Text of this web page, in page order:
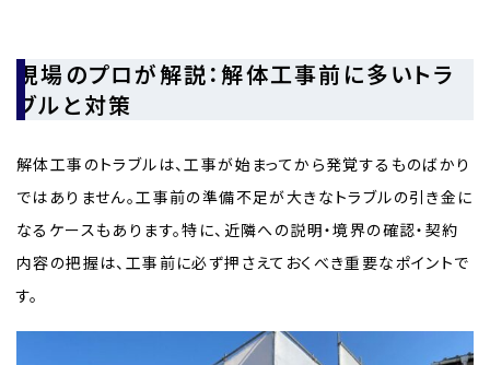
現場のプロが解説：解体工事前に多いトラ
ブルと対策
解体工事のトラブルは、工事が始まってから発覚するものばかり
ではありません。工事前の準備不足が大きなトラブルの引き金に
なるケースもあります。特に、近隣への説明・境界の確認・契約
内容の把握は、工事前に必ず押さえておくべき重要なポイントで
す。